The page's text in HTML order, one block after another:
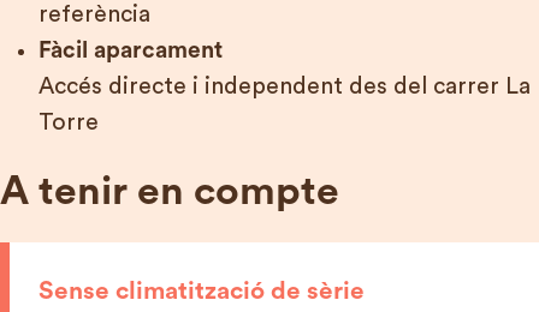
referència
Fàcil aparcament
Accés directe i independent des del carrer La
Torre
A tenir en compte
Sense climatització de sèrie